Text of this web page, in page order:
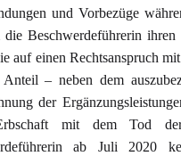
und Vorbezüge
die Beschwerdeführerin
auf einen Rechtsanspruch
Anteil – neben dem
der
mit dem Tod
ab Juli 2020